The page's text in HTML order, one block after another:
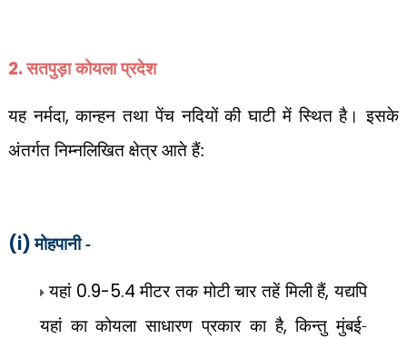
2.सतपुड़ा कोयला प्रदेश
यह नर्मदा,कान्हन तथा पेंच नदियों की घाटी में स्थित है। इसके
अंतर्गत निम्नलिखित क्षेत्र आते हैं:
(i)मोहपानी -
यहां 0.9-5.4 मीटर तक मोटी चार तहें मिली हैं,यद्यपि
यहां का कोयला साधारण प्रकार का है,किन्तु मुंबई-